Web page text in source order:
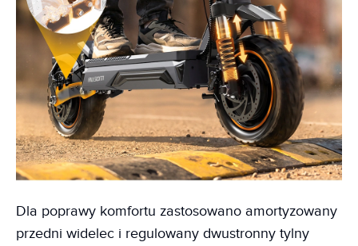
Dla poprawy komfortu zastosowano amortyzowany
przedni widelec i regulowany dwustronny tylny